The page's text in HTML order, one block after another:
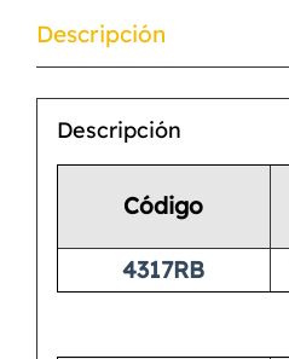
Descripción
Descripción
Código
4317RB